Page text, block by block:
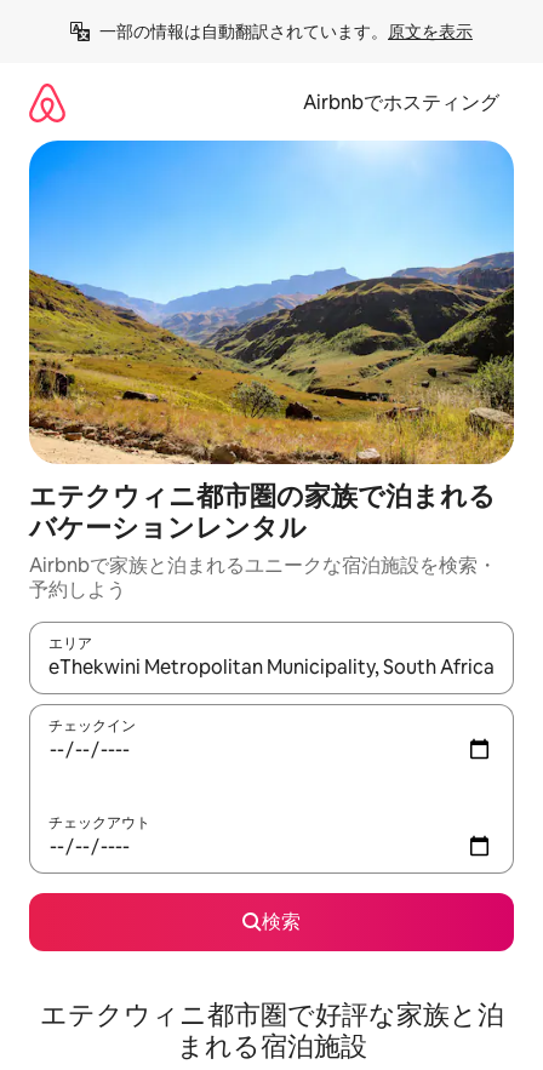
一部の情報は自動翻訳されています。 原文を表示
Airbnbでホスティング
エテクウィニ都市圏の家族で泊まれる
バケーションレンタル
Airbnbで家族と泊まれるユニークな宿泊施設を検索・
予約しよう
エリア
検索結果が表示されたら、上下の矢印キーを使って移動するか
チェックイン
チェックアウト
検索
エテクウィニ都市圏で好評な家族と泊
まれる宿泊施設